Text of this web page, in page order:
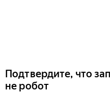
Подтвердите, что
не робот